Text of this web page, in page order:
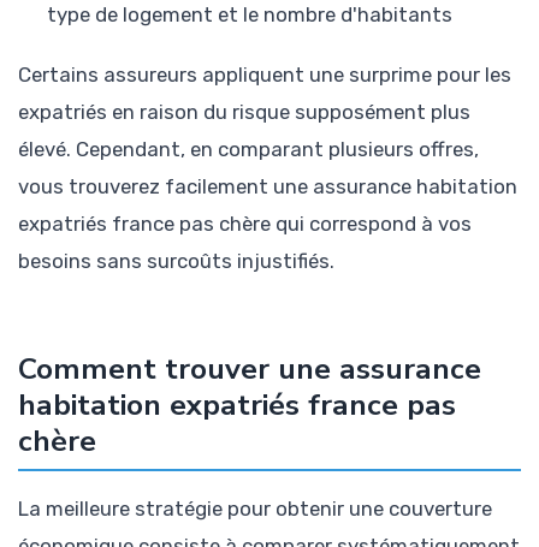
type de logement et le nombre d'habitants
Certains assureurs appliquent une surprime pour les
expatriés en raison du risque supposément plus
élevé. Cependant, en comparant plusieurs offres,
vous trouverez facilement une assurance habitation
expatriés france pas chère qui correspond à vos
besoins sans surcoûts injustifiés.
Comment trouver une assurance
habitation expatriés france pas
chère
La meilleure stratégie pour obtenir une couverture